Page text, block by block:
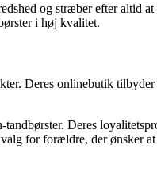
og stræber efter altid
i høj kvalitet.
Deres onlinebutik
Deres
for forældre, der ønsker